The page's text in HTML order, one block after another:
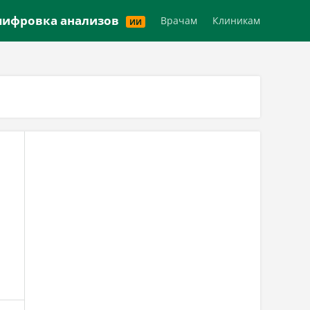
анализов ИИ Врачам Клиникам